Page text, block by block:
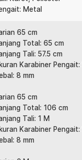
takut jatuh atau
dan stabil, bahkan
menjaga barang
Mudah Lepas
yang kuat dan
Memberikan rasa
Lama
Metal
65 cm
Total: 65 cm
Tali: 57.5 cm
Karabiner
8 mm
65 cm
Total: 106 cm
Tali: 1 M
Karabiner
8 mm